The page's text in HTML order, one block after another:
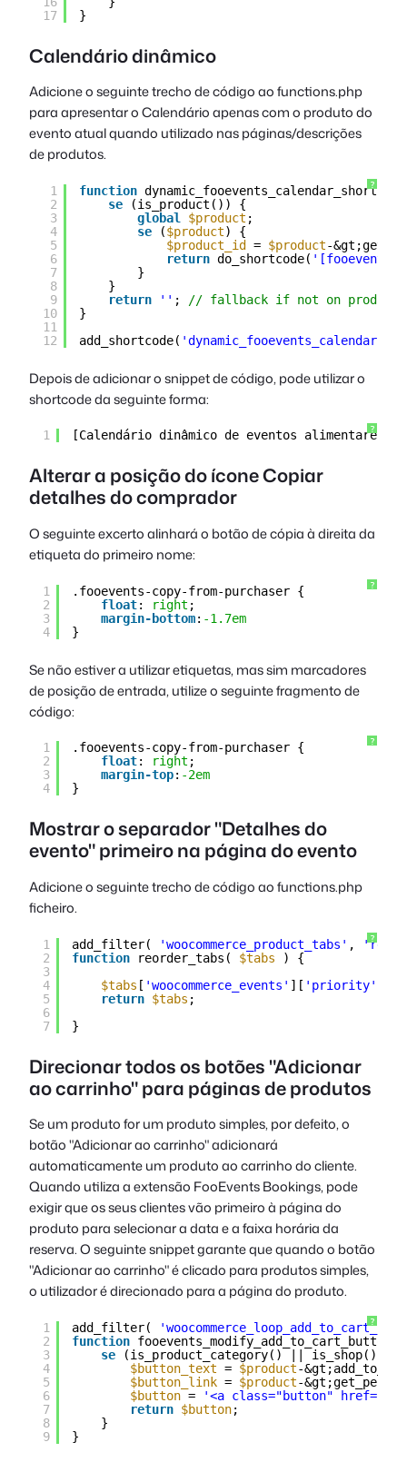
17
}
Calendário dinâmico
Adicione o seguinte trecho de código aofunctions.php
para apresentar o Calendário apenas com o produto do
evento atual quando utilizado nas páginas/descrições
de produtos.
?
1
2
3
4
5
6
7
8
9
10
11
12
function
se
(is_product()) {
global
$product ;
se
($product) {
$product_id
= $product-
return do_shortcode(
}
}
return
'' ; // fallback if not on product
}
add_shortcode( 'dynamic_fooevents_calendar'
Depois de adicionar o snippet de código, pode utilizar o
shortcode da seguinte forma:
?
1 [Calendário dinâmico de eventos alimentares]
Alterar a posição do ícone Copiar
detalhes do comprador
O seguinte excerto alinhará o botão de cópia à direita da
etiqueta do primeiro nome:
?
1
2
3
4
.fooevents-copy-from-purchaser {
float: right ;
margin-bottom: -1.7em
}
Se não estiver a utilizar etiquetas, mas sim marcadores
de posição de entrada, utilize o seguinte fragmento de
código:
?
1
2
3
4
.fooevents-copy-from-purchaser {
float: right ;
margin-top: -2em
}
Mostrar o separador "Detalhes do
evento" primeiro na página do evento
Adicione o seguinte trecho de código aofunctions.php
ficheiro.
?
1
2
3
4
5
6
7
add_filter( 'woocommerce_product_tabs' ,
function
reorder_tabs( $tabs
) {
$tabs [ 'woocommerce_events' ][ 'priority'
return $tabs ;
}
Direcionar todos os botões "Adicionar
ao carrinho" para páginas de produtos
Se um produto for um produto simples, por defeito, o
botão "Adicionar ao carrinho" adicionará
automaticamente um produto ao carrinho do cliente.
Quando utiliza a extensão FooEvents Bookings, pode
exigir que os seus clientes vão primeiro à página do
produto para selecionar a data e a faixa horária da
reserva. O seguinte snippet garante que quando o botão
"Adicionar ao carrinho" é clicado para produtos simples,
o utilizador é direcionado para a página do produto.
?
1
2
3
4
5
6
7
8
9
add_filter(
function
se
(is_product_category() || is_shop()) {
$button_text = $product-
$button_link = $product-
$button =
'<a class="button" href="/
return $button;
}
}